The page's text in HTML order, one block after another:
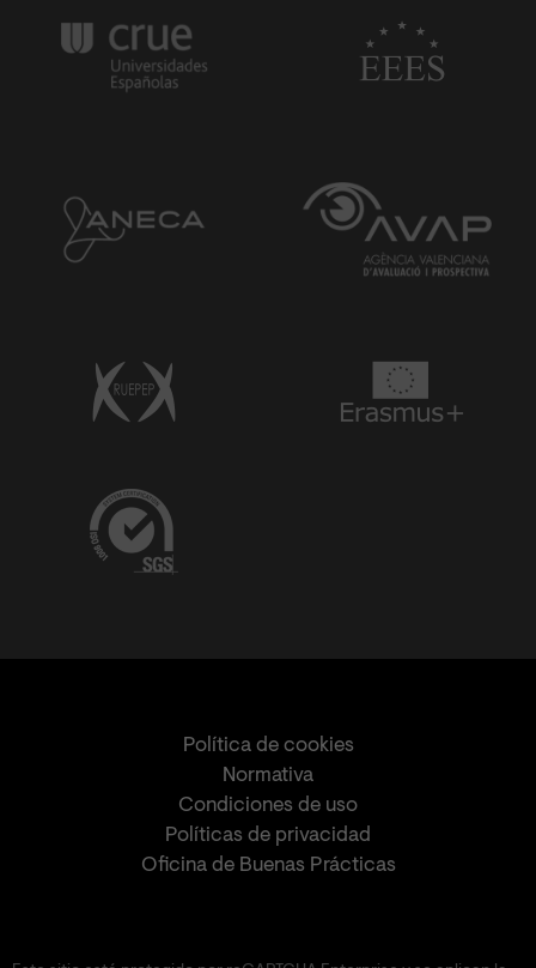
Política de cookies
Normativa
Condiciones de uso
Políticas de privacidad
Oficina de Buenas Prácticas